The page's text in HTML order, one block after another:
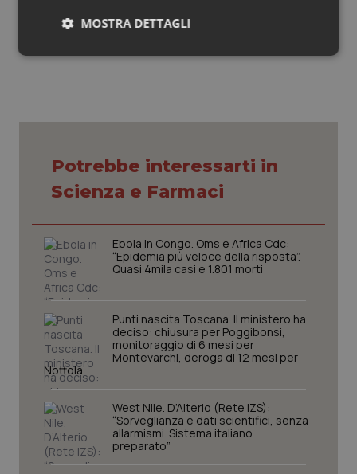
22 Maggio 2026
© Riproduzione riservata
Potrebbe interessarti in
Scienza e Farmaci
Ebola in Congo. Oms e Africa Cdc:
“Epidemia più veloce della risposta”.
Quasi 4mila casi e 1.801 morti
Punti nascita Toscana. Il ministero ha
deciso: chiusura per Poggibonsi,
monitoraggio di 6 mesi per
Montevarchi, deroga di 12 mesi per
Nottola
West Nile. D’Alterio (Rete IZS):
“Sorveglianza e dati scientifici, senza
allarmismi. Sistema italiano
preparato”
MOSTRA DETTAGLI
Necessari Statistici Marketing
Necessari Statistici Marketing
I cookie necessari contribuiscono a rendere fruibile il
navigazione sulle pagine e l'accesso alle aree
protette del sito. Il sito web non è in grado di
funzionare correttamente senza questi cookie.
Nome
Fornitore/Dominio
VISITOR_PRIVACY_METADATA
YouTube